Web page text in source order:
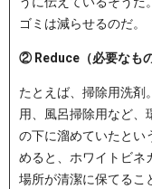
ゴミは減らせるのだ。
② Reduce（必要なも
たとえば、掃除用洗剤
用、風呂掃除用など、
の下に溜めていたとい
めると、ホワイトビネ
場所が清潔に保てるこ